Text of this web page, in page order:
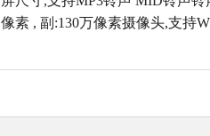
像素 , 副:130万像素摄像头,支持